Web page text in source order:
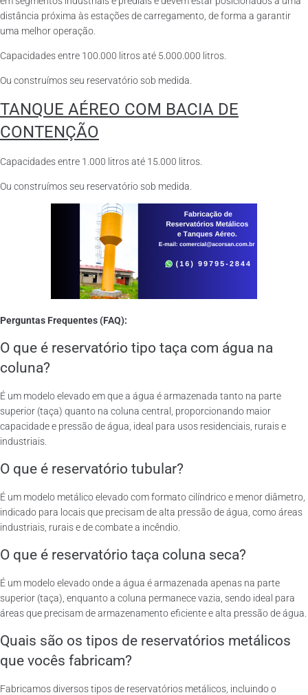
distância próxima às estações de carregamento, de forma a garantir
uma melhor operação.
Capacidades entre 100.000 litros até 5.000.000 litros.
Ou construímos seu reservatório sob medida.
TANQUE AÉREO COM BACIA DE
CONTENÇÃO
Capacidades entre 1.000 litros até 15.000 litros.
Ou construímos seu reservatório sob medida.
Perguntas Frequentes (FAQ):
O que é reservatório tipo taça com água na
coluna?
É um modelo elevado em que a água é armazenada tanto na parte
superior (taça) quanto na coluna central, proporcionando maior
capacidade e pressão de água, ideal para usos residenciais, rurais e
industriais.
O que é reservatório tubular?
É um modelo metálico elevado com formato cilíndrico e menor diâmetro,
indicado para locais que precisam de alta pressão de água, como áreas
industriais, rurais e de combate a incêndio.
O que é reservatório taça coluna seca?
É um modelo elevado onde a água é armazenada apenas na parte
superior (taça), enquanto a coluna permanece vazia, sendo ideal para
áreas que precisam de armazenamento eficiente e alta pressão de água.
Quais são os tipos de reservatórios metálicos
que vocês fabricam?
Fabricamos diversos tipos de reservatórios metálicos, incluindo o